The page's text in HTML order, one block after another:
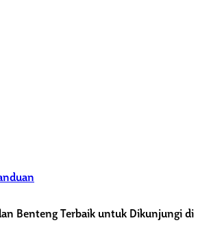
Benteng Terbaik untuk Dikunjungi di